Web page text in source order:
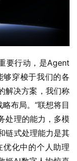
要行动，是Agent
够穿梭于我们的各
解决方案，我们称
布局。“联想将目
处理的能力，多模
链式处理能力是其
化中的个人助理